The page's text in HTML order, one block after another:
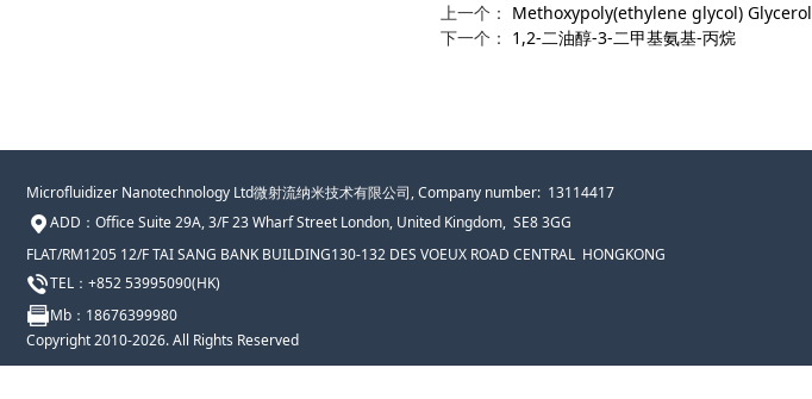
上一个： Methoxypoly(ethylene glycol) Glycerol
下一个： 1,2-二油醇-3-二甲基氨基-丙烷
Microfluidizer Nanotechnology Ltd微射流纳米技术有限公司, Company number: 13114417
ADD： Office Suite 29A, 3/F 23 Wharf Street London, United Kingdom, SE8 3GG
FLAT/RM1205 12/F TAI SANG BANK BUILDING130-132 DES VOEUX ROAD CENTRAL HONGKONG
TEL：+852 53995090(HK)
Mb ：18676399980
Copyright 2010-2026. All Rights Reserved